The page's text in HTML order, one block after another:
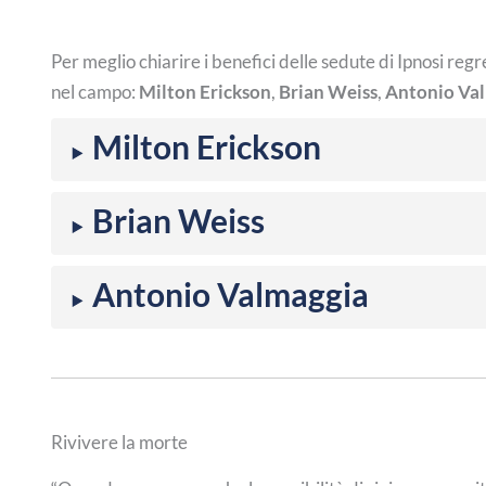
Per meglio chiarire i benefici delle sedute di Ipnosi
nel campo: Milton Erickson, Brian Weiss,Antonio
Milton Erickson
Brian Weiss
Antonio Valmaggia
Rivivere la morte